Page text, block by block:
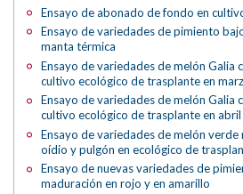
Ensayo de abonado de fondo en
Ensayo de variedades de pimiento
manta térmica
Ensayo de variedades de melón Galia
cultivo ecológico de trasplante en
Ensayo de variedades de melón Galia
cultivo ecológico de trasplante en abril
Ensayo de variedades de melón verde
oídio y pulgón en ecológico de
Ensayo de nuevas variedades de
maduración en rojo y en amarillo